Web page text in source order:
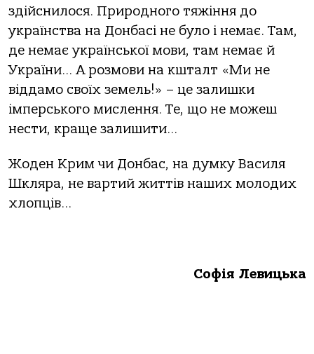
здійснилося. Природного тяжіння до
українства на Донбасі не було і немає. Там,
де немає української мови, там немає й
України… А розмови на кшталт «Ми не
віддамо своїх земель!» – це залишки
імперського мислення. Те, що не можеш
нести, краще залишити…
Жоден Крим чи Донбас, на думку Василя
Шкляра, не вартий життів наших молодих
хлопців…
Софія Левицька